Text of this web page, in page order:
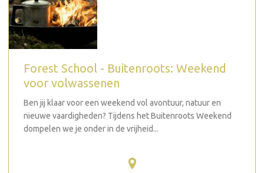
Forest School - Buitenroots: Weekend
voor volwassenen
Ben jij klaar voor een weekend vol avontuur, natuur en
nieuwe vaardigheden? Tijdens het Buitenroots Weekend
dompelen we je onder in de vrijheid...